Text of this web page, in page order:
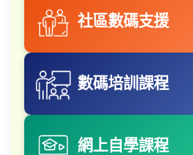
社區數碼支援
數碼培訓課程
網上自學課程